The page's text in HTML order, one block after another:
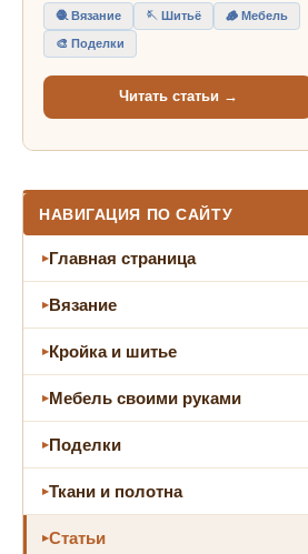
🧶 Вязание 🪡 Шитьё 🪵 Мебель
🎨 Поделки
Читать статьи →
НАВИГАЦИЯ ПО САЙТУ
Главная страница
Вязание
Кройка и шитье
Мебель своими руками
Поделки
Ткани и полотна
Статьи